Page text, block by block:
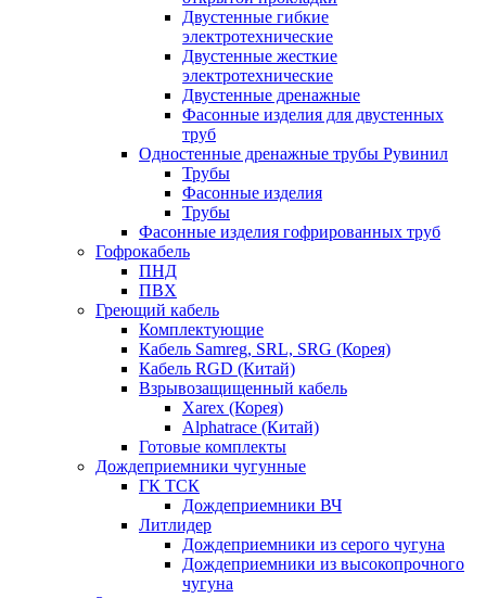
Двустенные гибкие
электротехнические
Двустенные жесткие
электротехнические
Двустенные дренажные
Фасонные изделия для двустенных
труб
Одностенные дренажные трубы Рувинил
Трубы
Фасонные изделия
Трубы
Фасонные изделия гофрированных труб
Гофрокабель
ПНД
ПВХ
Греющий кабель
Комплектующие
Кабель Samreg, SRL, SRG (Корея)
Кабель RGD (Китай)
Взрывозащищенный кабель
Xarex (Корея)
Alphatrace (Китай)
Готовые комплекты
Дождеприемники чугунные
ГК ТСК
Дождеприемники ВЧ
Литлидер
Дождеприемники из серого чугуна
Дождеприемники из высокопрочного
чугуна